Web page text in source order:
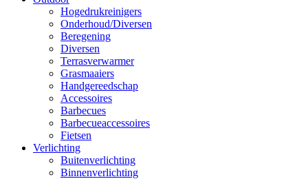
Hogedrukreinigers
Onderhoud/Diversen
Beregening
Diversen
Terrasverwarmer
Grasmaaiers
Handgereedschap
Accessoires
Barbecues
Barbecueaccessoires
Fietsen
Verlichting
Buitenverlichting
Binnenverlichting